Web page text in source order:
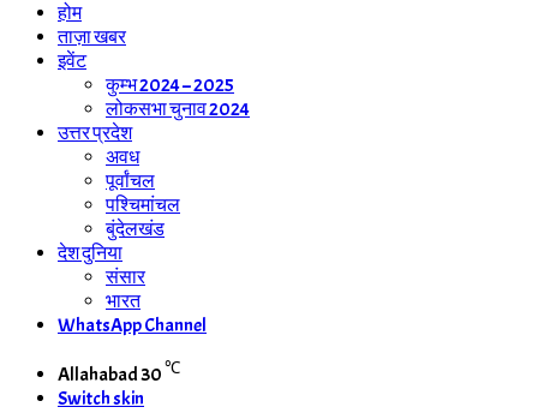
होम
ताज़ा खबर
इवेंट
कुम्भ 2024 – 2025
लोकसभा चुनाव 2024
उत्तर प्रदेश
अवध
पूर्वांचल
पश्चिमांचल
बुंदेलखंड
देश दुनिया
संसार
भारत
WhatsApp Channel
Allahabad30℃
Switch skin